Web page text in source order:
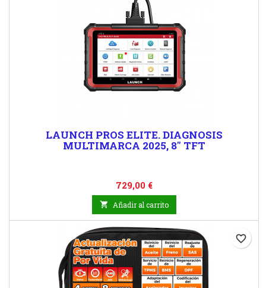
LAUNCH PROS ELITE. DIAGNOSIS
MULTIMARCA 2025, 8" TFT
Precio
729,00 €
 Añadir al carrito
favorite_border